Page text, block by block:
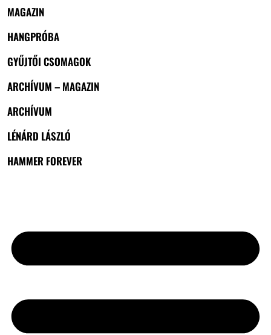
MAGAZIN
HANGPRÓBA
GYŰJTŐI CSOMAGOK
ARCHÍVUM – MAGAZIN
ARCHÍVUM
LÉNÁRD LÁSZLÓ
HAMMER FOREVER